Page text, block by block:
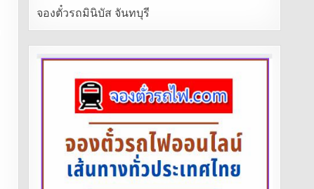
จองตั๋วรถมินิบัส จันทบุรี